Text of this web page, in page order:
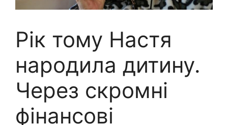
Рік тому Настя
народила дитину.
Через скромні
фінансові